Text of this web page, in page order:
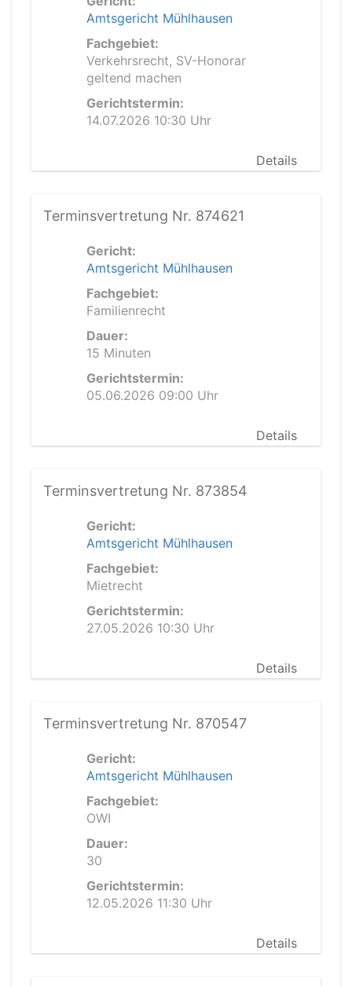
Amtsgericht Mühlhausen
Fachgebiet:
Verkehrsrecht, SV-Honorar
geltend machen
Gerichtstermin:
14.07.2026 10:30 Uhr
Details
Terminsvertretung Nr. 874621
Gericht:
Amtsgericht Mühlhausen
Fachgebiet:
Familienrecht
Dauer:
15 Minuten
Gerichtstermin:
05.06.2026 09:00 Uhr
Details
Terminsvertretung Nr. 873854
Gericht:
Amtsgericht Mühlhausen
Fachgebiet:
Mietrecht
Gerichtstermin:
27.05.2026 10:30 Uhr
Details
Terminsvertretung Nr. 870547
Gericht:
Amtsgericht Mühlhausen
Fachgebiet:
OWI
Dauer:
30
Gerichtstermin:
12.05.2026 11:30 Uhr
Details